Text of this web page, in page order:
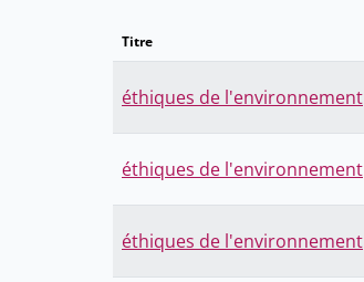
Titre
éthiques de l'environnement
éthiques de l'environnement
éthiques de l'environnement